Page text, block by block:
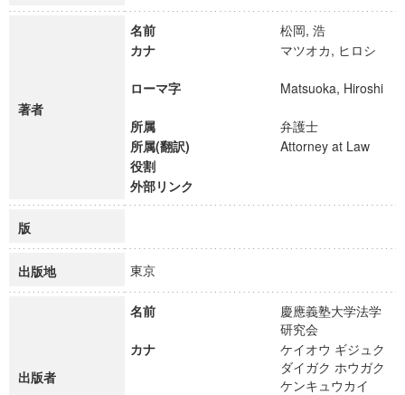
著者
名前
松岡, 浩
カナ
マツオカ, ヒロシ
ローマ字 Matsuoka, Hiroshi
所属
弁護士
所属(翻訳)
Attorney at Law
役割
外部リンク
版
出版地 東京
出版者
名前
慶應義塾大学法学
研究会
カナ
ケイオウ ギジュク
ダイガク ホウガク
ケンキュウカイ